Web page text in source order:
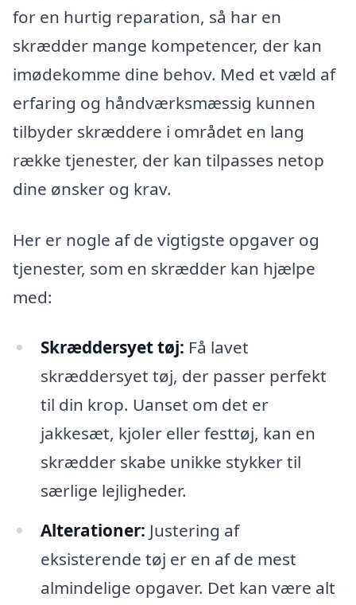
for en hurtig reparation, så har en
skrædder mange kompetencer, der kan
imødekomme dine behov. Med et væld af
erfaring og håndværksmæssig kunnen
tilbyder skræddere i området en lang
række tjenester, der kan tilpasses netop
dine ønsker og krav.
Her er nogle af de vigtigste opgaver og
tjenester, som en skrædder kan hjælpe
med:
Skræddersyet tøj: Få lavet
skræddersyet tøj, der passer perfekt
til din krop. Uanset om det er
jakkesæt, kjoler eller festtøj, kan en
skrædder skabe unikke stykker til
særlige lejligheder.
Alterationer: Justering af
eksisterende tøj er en af de mest
almindelige opgaver. Det kan være alt